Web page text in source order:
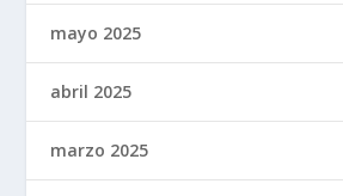
mayo 2025
abril 2025
marzo 2025